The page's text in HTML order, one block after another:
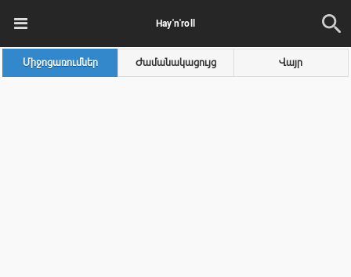
Hay'n'roll
Միջոցառումներ Ժամանակացույց Վայր